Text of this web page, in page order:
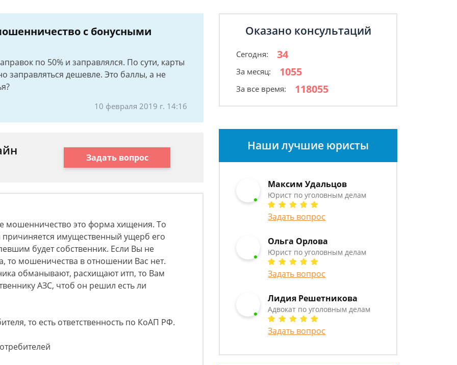
с бонусными
по 50% и заправлялся. По сути, карты
заправляться дешевле. Это баллы, а не
10 февраля 2019 г. 14:16
Задать вопрос
мошенничество это форма хищения. То
имущественный ущерб его
будет собственник. Если Вы не
то мошеничества в отношении Вас нет.
обманывают, расхищают итп, то Вам
АЗС, чтоб он решил есть ли
то есть ответственность по КоАП РФ.
Оказано консультаций
Сегодня: 34
За месяц: 1055
За все время: 118055
Наши лучшие юристы
Максим Удальцов
Юрист по уголовным делам
Задать вопрос
Ольга Орлова
Юрист по уголовным делам
Задать вопрос
Лидия Решетникова
Адвокат по уголовным делам
Задать вопрос